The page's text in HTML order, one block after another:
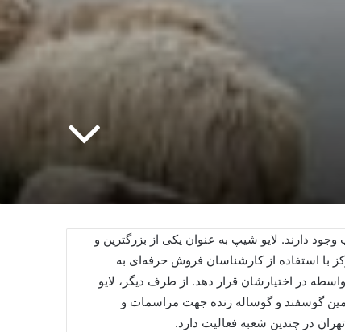
دارند. لایو شیپ به عنوان یکی از بزرگترین و
با استفاده از کارشناسان فروش حرفه‌ای به
در اختیارشان قرار دهد. از طرف دیگر، لایو
تأمین گوسفند و گوساله زنده جهت مراسمات و
در چندین شعبه فعالیت دارد.